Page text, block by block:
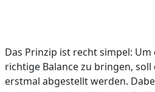
Das Prinzip ist recht simpel:
richtige Balance zu bringen,
erstmal abgestellt werden.